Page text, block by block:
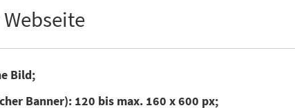
Bild;
Banner): 120 bis max. 160 x 600 px;